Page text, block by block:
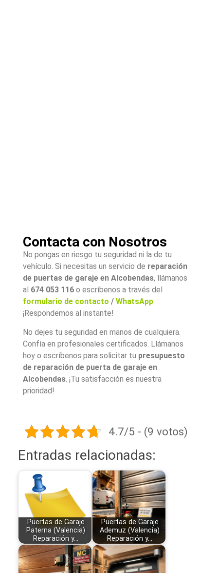
Contacta con Nosotros
No pongas en riesgo tu seguridad ni la de tu
vehículo. Si necesitas un servicio de reparación
de puertas de garaje en Alcobendas, llámanos
al 674 053 116 o escríbenos a través del
formulario de contacto /WhatsApp.
¡Respondemos al instante!
No dejes tu seguridad en manos de cualquiera.
Confía en profesionales certificados. Llámanos
hoy o escríbenos para solicitar tu presupuesto
de reparación de puerta de garaje en
Alcobendas. ¡Tu satisfacción es nuestra
prioridad!
4.7/5 - (9 votos)
Entradas relacionadas:
Puertas de Garaje
Paterna (Valencia)
Reparación y…
Puertas de Garaje
Ademuz (Valencia)
Reparación y…